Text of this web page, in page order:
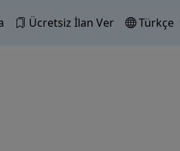
Ücretsiz İlan Ver Türkçe